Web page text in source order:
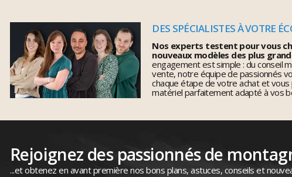
DES SPÉCIALISTES À VOTRE
Nos experts testent pour vous
nouveaux modèles des plus
engagement est simple : du conseil
vente, notre équipe de passionnés
chaque étape de votre achat et
matériel parfaitement adapté à vos
Rejoignez des passionnés de
...et obtenez en avant première nos bons plans, astuces, conseils et